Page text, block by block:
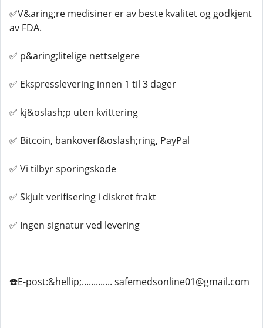
✅V&aring;re medisiner er av beste kvalitet og godkjent
av FDA.
✅ p&aring;litelige nettselgere
✅ Ekspresslevering innen 1 til 3 dager
✅ kj&oslash;p uten kvittering
✅ Bitcoin, bankoverf&oslash;ring, PayPal
✅ Vi tilbyr sporingskode
✅ Skjult verifisering i diskret frakt
✅ Ingen signatur ved levering
☎️E-post:&hellip;............. safemedsonline01@gmail.com